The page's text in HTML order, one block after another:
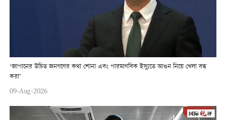
‘জাপানের উচিত জনগণের কথা শোনা এবং পারমাণবিক ইস্যুতে আগুন নিয়ে খেলা বন্ধ
করা’
09-Aug-2026